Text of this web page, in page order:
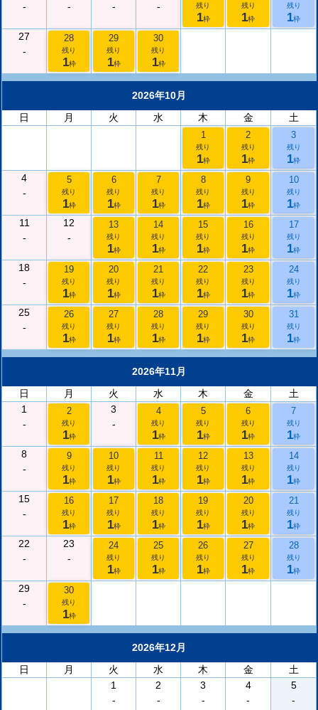
-
-
-
-
残り
1枠
残り
1枠
残り
1枠
27
-
28
残り
1枠
29
残り
1枠
30
残り
1枠
2026年10月
日
月 火 水 木 金 土
1
残り
1枠
2
残り
1枠
3
残り
1枠
4
-
5
残り
1枠
6
残り
1枠
7
残り
1枠
8
残り
1枠
9
残り
1枠
10
残り
1枠
11
-
12
-
13
残り
1枠
14
残り
1枠
15
残り
1枠
16
残り
1枠
17
残り
1枠
18
-
19
残り
1枠
20
残り
1枠
21
残り
1枠
22
残り
1枠
23
残り
1枠
24
残り
1枠
25
-
26
残り
1枠
27
残り
1枠
28
残り
1枠
29
残り
1枠
30
残り
1枠
31
残り
1枠
2026年11月
日
月 火 水 木 金
土
1
-
2
残り
1枠
3
-
4
残り
1枠
5
残り
1枠
6
残り
1枠
7
残り
1枠
8
-
9
残り
1枠
10
残り
1枠
11
残り
1枠
12
残り
1枠
13
残り
1枠
14
残り
1枠
15
-
16
残り
1枠
17
残り
1枠
18
残り
1枠
19
残り
1枠
20
残り
1枠
21
残り
1枠
22
-
23
-
24
残り
1枠
25
残り
1枠
26
残り
1枠
27
残り
1枠
28
残り
1枠
29
-
30
残り
1枠
2026年12月
日
月 火 水 木 金
土
1
-
2
-
3
-
4
-
5
-